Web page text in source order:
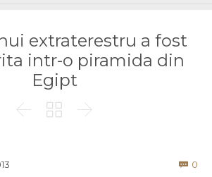
extraterestru a fost
intr-o piramida din
Egipt
  
 0